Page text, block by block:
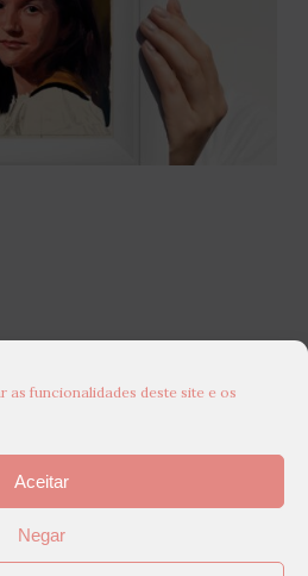
funcionalidades deste site e os
Aceitar
Negar